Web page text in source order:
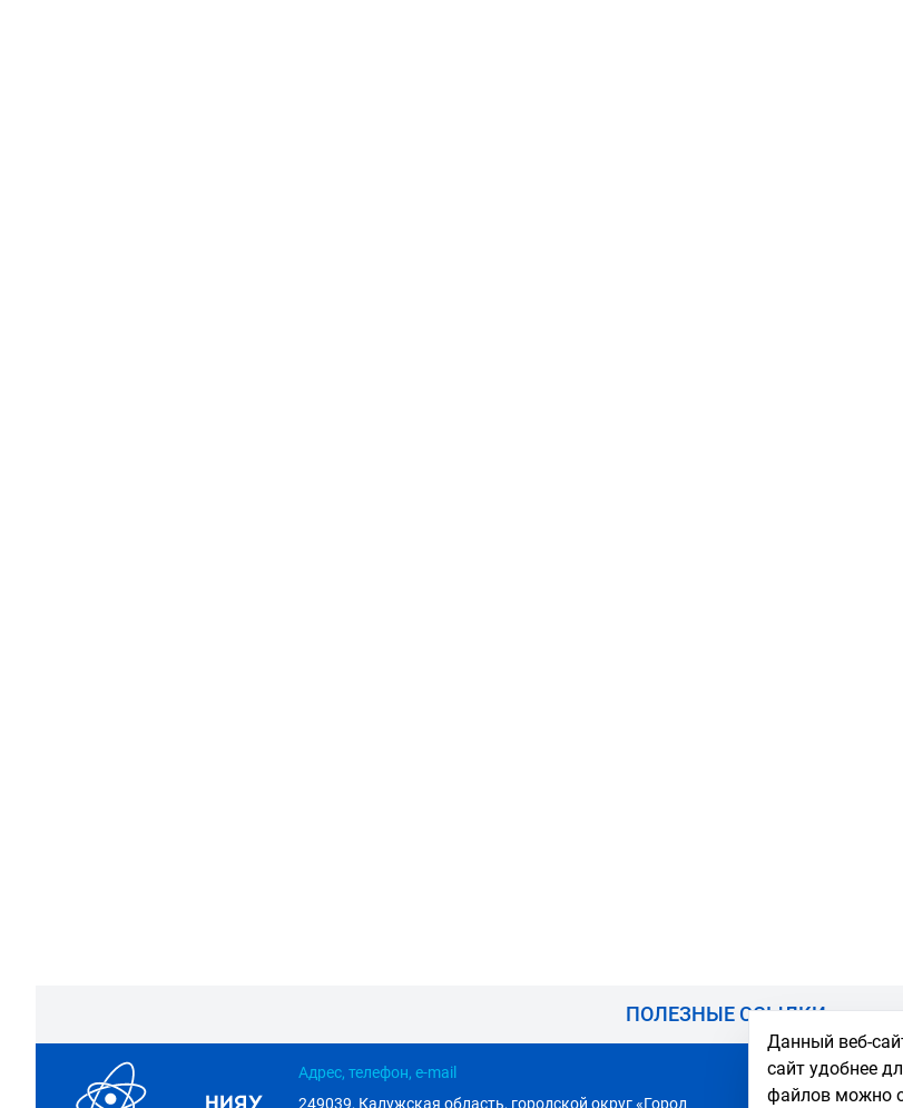
ПОЛЕЗНЫЕ ССЫЛКИ
Адрес, телефон, e-mail
249039, Калужская область, городской округ «Город
Приемная
Абитуриенту
Данный веб-
сайт удобнее
файлов можно